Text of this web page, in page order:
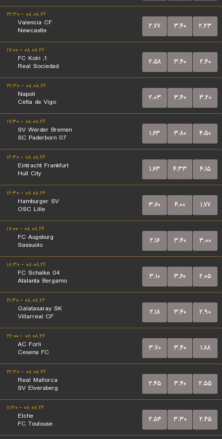
۰۸.۰۸.۲۶ - ۲۲:۳۰
Valencia CF
Newcastle
۲.۷۷ ۳.۴۰ ۲.۲۳
۰۸.۰۸.۲۶ - ۱۷:۰۰
1. FC Koln
Real Sociedad
۲.۵۸ ۳.۴۰ ۲.۴۰
۰۸.۰۸.۲۶ - ۲۲:۳۰
Napoli
Celta de Vigo
۲.۰۳ ۳.۴۰ ۳.۲۰
۰۸.۰۸.۲۶ - ۱۷:۳۰
SV Werder Bremen
SC Paderborn 07
۱.۶۳ ۳.۸۰ ۴.۵۰
۰۸.۰۸.۲۶ - ۱۶:۳۰
Eintracht Frankfurt
Hull City
۱.۶۳ ۴.۳۳ ۴.۱۵
۰۸.۰۸.۲۶ - ۱۶:۳۰
Hamburger SV
OSC Lille
۳.۶۰ ۴.۰۰ ۱.۷۷
۰۸.۰۸.۲۶ - ۱۷:۰۰
FC Augsburg
Sassuolo
۲.۱۶ ۳.۴۰ ۳.۰۰
۰۸.۰۸.۲۶ - ۱۸:۳۰
FC Schalke 04
Atalanta Bergamo
۳.۱۰ ۳.۶۰ ۲.۰۵
۰۸.۰۸.۲۶ - ۲۱:۳۰
Galatasaray SK
Villarreal CF
۲.۱۸ ۳.۴۰ ۲.۹۰
۰۸.۰۸.۲۶ - ۲۲:۰۰
AC Forli
Cesena FC
۳.۷۰ ۳.۴۰ ۱.۸۸
۰۸.۰۸.۲۶ - ۲۲:۳۰
Real Mallorca
SV Elversberg
۲.۴۵ ۳.۴۰ ۲.۵۵
۰۸.۰۸.۲۶ - ۱۱:۳۰
Elche
FC Toulouse
۲.۵۴ ۳.۳۰ ۲.۴۵